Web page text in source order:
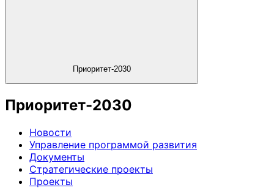
Приоритет-2030
Приоритет-2030
Новости
Управление программой развития
Документы
Стратегические проекты
Проекты